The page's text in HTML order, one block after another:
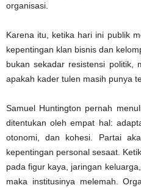
organisasi.
Karena itu, ketika hari ini publik
kepentingan klan bisnis dan
bukan sekadar resistensi politik,
apakah kader tulen masih punya
Samuel Huntington pernah
ditentukan oleh empat hal:
otonomi, dan kohesi. Partai
kepentingan personal sesaat.
pada figur kaya, jaringan
maka institusinya melemah.